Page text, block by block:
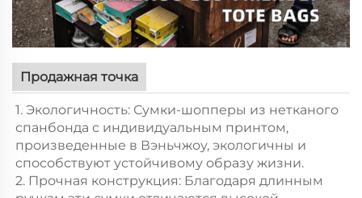
Продажная точка
1. Экологичность: Сумки-шопперы из нетканого
спанбонда с индивидуальным принтом,
произведенные в Вэньчжоу, экологичны и
способствуют устойчивому образу жизни.
2. Прочная конструкция: Благодаря длинным